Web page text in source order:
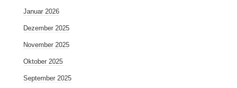
Januar 2026
Dezember 2025
November 2025
Oktober 2025
September 2025